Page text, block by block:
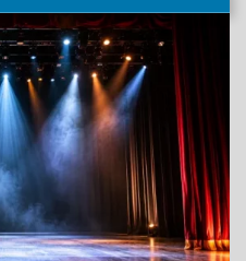
de los talleres de
de la India, Salsa Cubana y
mañana sábado 6 de
San Alfonso,